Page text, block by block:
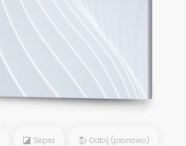
Sepia Odbij (pionowo)